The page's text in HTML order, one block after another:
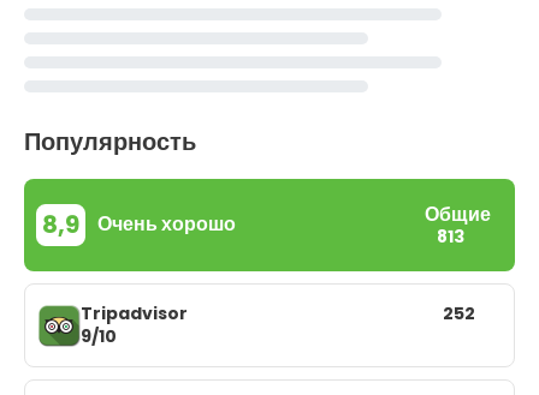
Популярность
8,9 Очень хорошо Общие
813
Tripadvisor
9/10
252